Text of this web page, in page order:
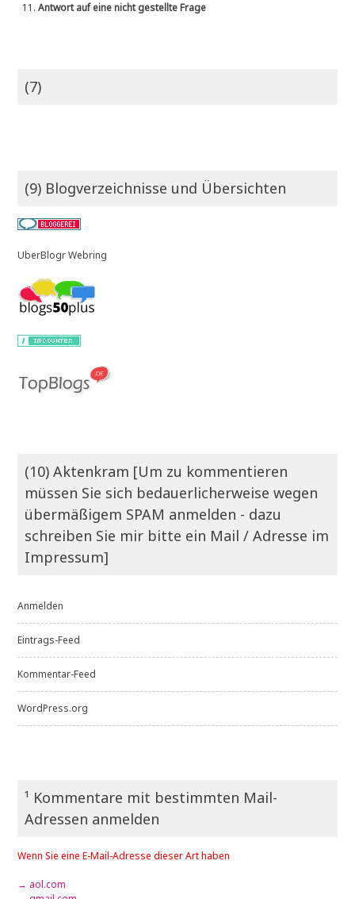
11.Antwort auf eine nicht gestellte Frage
(7)
(9) Blogverzeichnisse und Übersichten
UberBlogr Webring
(10) Aktenkram [Um zu kommentieren
müssen Sie sich bedauerlicherweise wegen
übermäßigem SPAM anmelden - dazu
schreiben Sie mir bitte ein Mail / Adresse im
Impressum]
Anmelden
Eintrags-Feed
Kommentar-Feed
WordPress.org
¹ Kommentare mit bestimmten Mail-
Adressen anmelden
Wenn Sie eine E-Mail-Adresse dieser Art haben
→ aol.com